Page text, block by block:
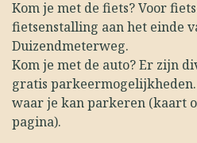
Kom je met de fiets? Voor
fietsenstalling aan het einde
Duizendmeterweg.
Kom je met de auto? Er zijn
gratis
waar je kan parkeren (kaart
pagina).